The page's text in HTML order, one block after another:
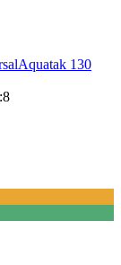
130
8